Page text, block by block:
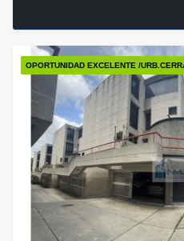
OPORTUNIDAD EXCELENTE /